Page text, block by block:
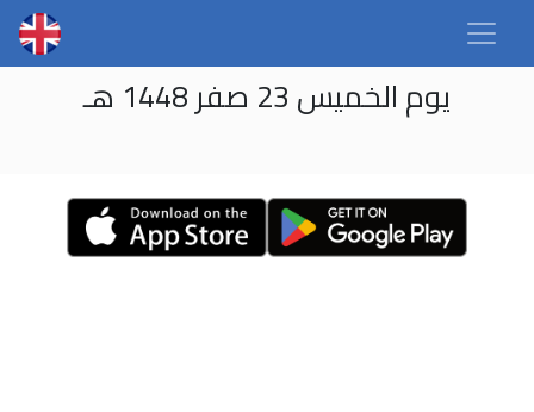
يوم الخميس 23 صفر 1448 هـ